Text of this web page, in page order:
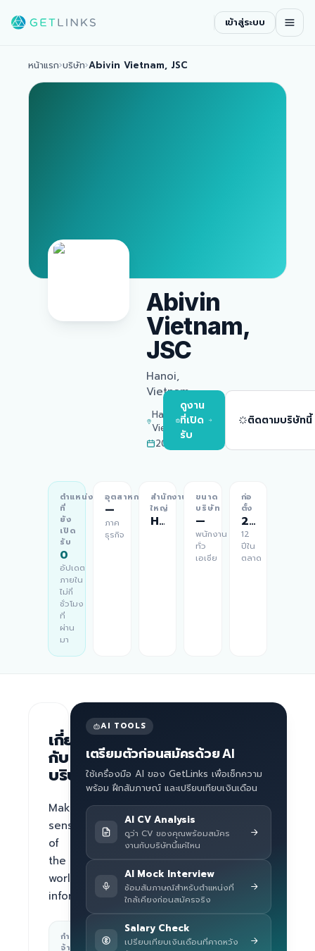
เข้าสู่ระบบ
หน้าแรก›บริษัท›Abivin Vietnam, JSC
Abivin
Vietnam,
JSC
Hanoi,
Vietnam
Hanoi,
Vietnam
2014
ดูงาน
ที่เปิด
รับ
ติดตามบริษัทนี้
ตำแหน่ง
ที่
ยัง
เปิด
รับ
0
อัปเดต
ภายใน
ไม่กี่
ชั่วโมง
ที่
ผ่าน
มา
อุตสาหกรรม
—
ภาค
ธุรกิจ
สำนักงาน
ใหญ่
Hanoi, Vietnam
ขนาด
บริษัท
—
พนักงาน
ทั่ว
เอเชีย
ก่อ
ตั้ง
2014
12
ปีใน
ตลาด
เกี่ยว
กับ
บริษัท
Make
sense
of
the
world's
information
กำลัง
จ้าง
สถานที่ทำงาน
AI TOOLS
เตรียมตัวก่อนสมัครด้วย AI
ใช้เครื่องมือ AI ของ GetLinks เพื่อเช็กความ
พร้อม ฝึกสัมภาษณ์ และเปรียบเทียบเงินเดือน
AI CV Analysis
ดูว่า CV ของคุณพร้อมสมัคร
งานกับบริษัทนี้แค่ไหน
AI Mock Interview
ซ้อมสัมภาษณ์สำหรับตำแหน่งที่
ใกล้เคียงก่อนสมัครจริง
Salary Check
เปรียบเทียบเงินเดือนที่คาดหวัง